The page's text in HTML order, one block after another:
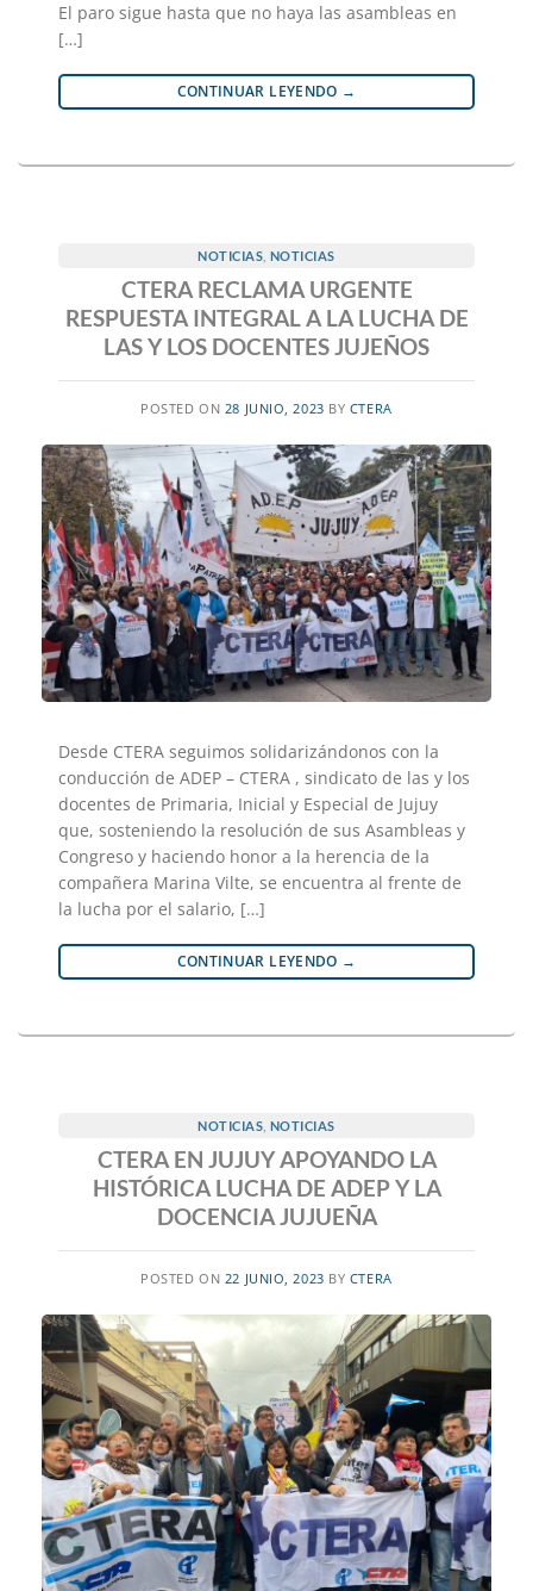
El paro sigue hasta que no haya las asambleas en
[…]
CONTINUAR LEYENDO →
NOTICIAS NOTICIAS
CTERA RECLAMA URGENTE
RESPUESTA INTEGRAL A LA LUCHA DE
LAS Y LOS DOCENTES JUJEÑOS
POSTED ON 28 JUNIO, 2023 BY CTERA
Desde CTERA seguimos solidarizándonos con la
conducción de ADEP – CTERA , sindicato de las y los
docentes de Primaria, Inicial y Especial de Jujuy
que, sosteniendo la resolución de sus Asambleas y
Congreso y haciendo honor a la herencia de la
compañera Marina Vilte, se encuentra al frente de
la lucha por el salario, […]
CONTINUAR LEYENDO →
NOTICIAS NOTICIAS
CTERA EN JUJUY APOYANDO LA
HISTÓRICA LUCHA DE ADEP Y LA
DOCENCIA JUJUEÑA
POSTED ON 22 JUNIO, 2023 BY CTERA